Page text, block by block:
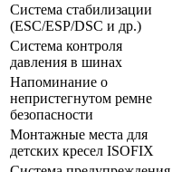
Система стабилизации
(ESC/ESP/DSC и др.)
Система контроля
давления в шинах
Напоминание о
непристегнутом ремне
безопасности
Монтажные места для
детских кресел ISOFIX